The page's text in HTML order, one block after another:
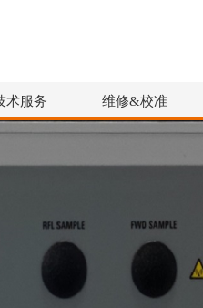
术服务 维修&校准